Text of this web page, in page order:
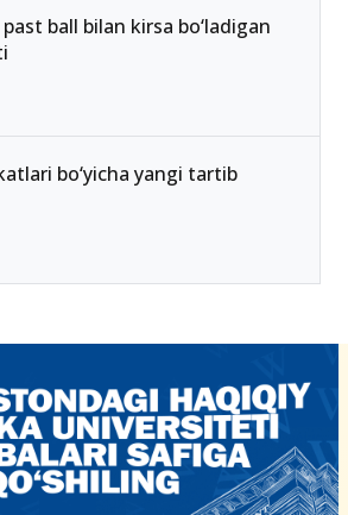
ball bilan kirsa bo‘ladigan
bo‘yicha yangi tartib